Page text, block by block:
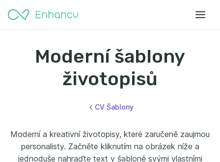
Moderní šablony
životopisů
CV Šablony
Moderní a kreativní životopisy, které zaručeně zaujmou
personalisty. Začněte kliknutím na obrázek níže a
jednoduše nahraďte text v šabloně svými vlastními